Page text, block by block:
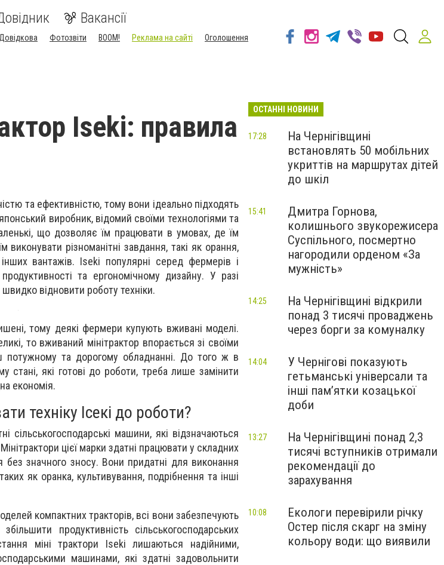
Вакансії
Довідкова Фотозвіти BOOM! Реклама на сайті
Оголошення
Iseki: правила
та ефективністю, тому вони ідеально підходять
виробник, відомий своїми технологіями та
що дозволяє їм працювати в умовах, де їм
різноманітні завдання, такі як орання,
вантажів. Іseki популярні серед фермерів і
та ергономічному дизайну. У разі
відновити роботу техніки.
тому деякі фермери купують вживані моделі.
то вживаний мінітрактор впорається зі своїми
потужному та дорогому обладнанні. До того ж в
стані, які готові до роботи, треба лише замінити
економія.
техніку Ісекі до роботи?
сільськогосподарські машини, які відзначаються
цієї марки здатні працювати у складних
значного зносу. Вони придатні для виконання
як оранка, культивування, подрібнення та інші
компактних тракторів, всі вони забезпечують
продуктивність сільськогосподарських
міні трактори Iseki лишаються надійними,
машинами, які здатні задовольнити
ОСТАННІ НОВИНИ
На Чернігівщині
встановлять 50 мобільних
укриттів на маршрутах дітей
до шкіл
17:28
Дмитра Горнова,
колишнього звукорежисера
Суспільного, посмертно
нагородили орденом «За
мужність»
15:41
На Чернігівщині відкрили
понад 3 тисячі проваджень
через борги за комуналку
14:25
У Чернігові показують
гетьманські універсали та
інші пам’ятки козацької
доби
14:04
На Чернігівщині понад 2,3
тисячі вступників отримали
рекомендації до
зарахування
13:27
Екологи перевірили річку
Остер після скарг на зміну
кольору води: що виявили
10:08